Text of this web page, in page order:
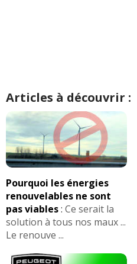
Articles à découvrir :
Pourquoi les énergies
renouvelables ne sont
pas viables: Ce serait la
solution à tous nos maux ...
Le renouve ...